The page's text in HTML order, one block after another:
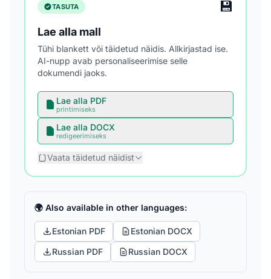
TASUTA 💾
Lae alla mall
Tühi blankett või täidetud näidis. Allkirjastad ise.
AI-nupp avab personaliseerimise selle
dokumendi jaoks.
Lae alla PDF
printimiseks
Lae alla DOCX
redigeerimiseks
Vaata täidetud näidist
🌍 Also available in other languages:
Estonian PDF
Estonian DOCX
Russian PDF
Russian DOCX